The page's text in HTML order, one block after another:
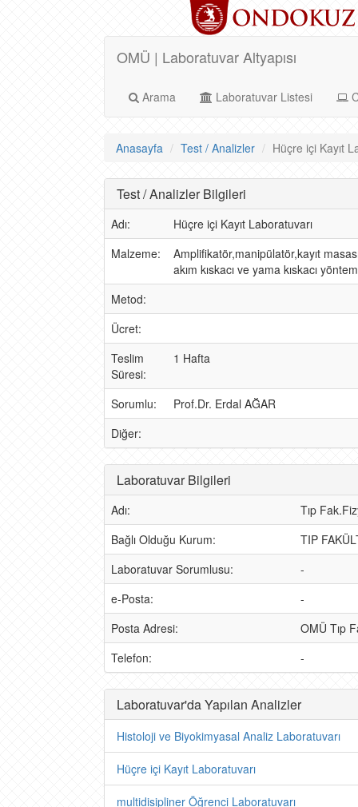
OMÜ | Laboratuvar Altyapısı
Arama Laboratuvar Listesi
Anasayfa Test / Analizler Hüçre içi Kayıt
Test / Analizler Bilgileri
Adı:
Hüçre içi Kayıt Laboratuvarı
Malzeme:
Amplifikatör,manipülatör,kayıt
akım kıskacı ve yama kıskacı
Metod:
Ücret:
Teslim
Süresi:
1 Hafta
Sorumlu:
Prof.Dr. Erdal AĞAR
Diğer:
Laboratuvar Bilgileri
Adı:
Tıp
Bağlı Olduğu Kurum:
TIP
Laboratuvar Sorumlusu:
-
e-Posta:
-
Posta Adresi:
OMÜ Tıp
Telefon:
-
Laboratuvar'da Yapılan Analizler
Histoloji ve Biyokimyasal Analiz Laboratuvarı
Hüçre içi Kayıt Laboratuvarı
multidisipliner Öğrenci Laboratuvarı